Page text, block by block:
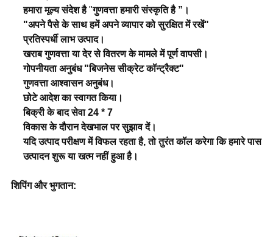
हमारा मूल्य संदेश है"गुणवत्ता हमारी संस्कृति है ”।
"अपने पैसे के साथ हमें अपने व्यापार को सुरक्षित में रखें"
प्रतिस्पर्धी लाभ उत्पाद।
खराब गुणवत्ता या देर से वितरण के मामले में पूर्ण वापसी।
गोपनीयता अनुबंध "बिजनेस सीक्रेट कॉन्ट्रैक्ट"
गुणवत्ता आश्वासन अनुबंध।
छोटे आदेश का स्वागत किया।
बिक्री के बाद सेवा 24 * 7
विकास के दौरान देखभाल पर सुझाव दें।
यदि उत्पाद परीक्षण में विफल रहता है, तो तुरंत कॉल करेगा कि हमारे पास
उत्पादन शुरू या खत्म नहीं हुआ है।
शिपिंग और भुगतान: